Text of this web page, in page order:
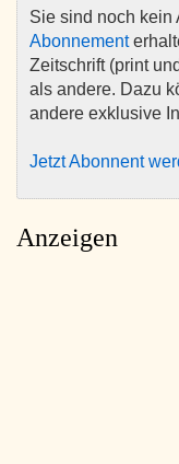
Sie sind noch kein
Abonnement
Zeitschrift (print
als andere. Dazu
andere exklusive
Jetzt Abonnent
Anzeigen